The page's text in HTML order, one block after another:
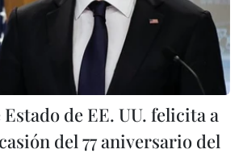
de EE. UU. felicita a
del 77 aniversario del